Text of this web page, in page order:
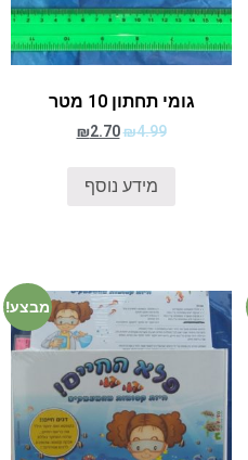
גומי תחתון 10 מטר
₪4.99
₪2.70
מידע נוסף
מבצע!